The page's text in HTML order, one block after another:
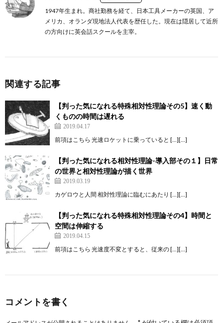
1947年生まれ。商社勤務を経て、日本工具メーカーの英国、ア
メリカ、オランダ現地法人代表を歴任した。現在は隠居して近所
の方向けに英会話スクールを主宰。
関連する記事
【判った気になれる特殊相対性理論その5】速く動
くものの時間は遅れる
2019.04.17
前項はこちら 光速ロケットに乗っていると […][…]
【判った気になれる相対性理論-導入部その１】日常
の世界と相対性理論が描く世界
2019.03.19
カゲロウと人間 相対性理論に臨むにあたり […][…]
【判った気になれる特殊相対性理論その4】時間と
空間は伸縮する
2019.04.15
前項はこちら 光速度不変とすると、従来の […][…]
コメントを書く